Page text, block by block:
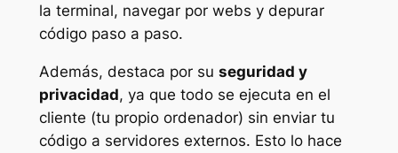
la terminal, navegar por webs y depurar
código paso a paso.
Además, destaca por su seguridad y
privacidad, ya que todo se ejecuta en el
cliente (tu propio ordenador) sin enviar tu
código a servidores externos. Esto lo hace